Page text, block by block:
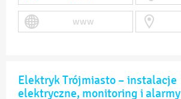
www
Elektryk Trójmiasto – instalacje
elektryczne, monitoring i alarmy